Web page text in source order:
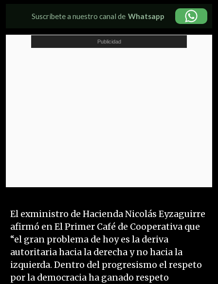
Suscríbete a nuestro canal de Whatsapp
El exministro de Hacienda Nicolás Eyzaguirre
afirmó en El Primer Café de Cooperativa que
“el gran problema de hoy es la deriva
autoritaria hacia la derecha y no hacia la
izquierda. Dentro del progresismo el respeto
por la democracia ha ganado respeto